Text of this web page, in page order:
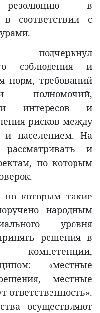
резолюцию в
соответствии с
подчеркнул
соблюдения и
норм, требований
и полномочий,
интересов и
рисков между
и населением. На
и
по которым
по которым такие
народным
уровня
решения в
«местные
местные
ответственность».
осуществляют